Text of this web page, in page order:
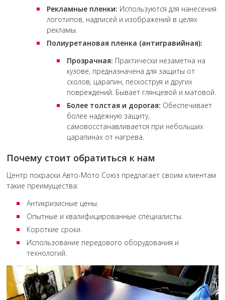
Рекламные пленки: Используются для нанесения
логотипов, надписей и изображений в целях
рекламы.
Полиуретановая пленка (антигравийная):
Прозрачная: Практически незаметна на
кузове, предназначена для защиты от
сколов, царапин, пескоструя и других
повреждений. Бывает глянцевой и матовой.
Более толстая и дорогая: Обеспечивает
более надежную защиту,
самовосстанавливается при небольших
царапинах от нагрева.
Почему стоит обратиться к нам
Центр покраски Авто-Мото Союз предлагает своим клиентам
такие преимущества:
Антикризисные цены.
Опытные и квалифицированные специалисты.
Короткие сроки.
Использование передового оборудования и
технологий.